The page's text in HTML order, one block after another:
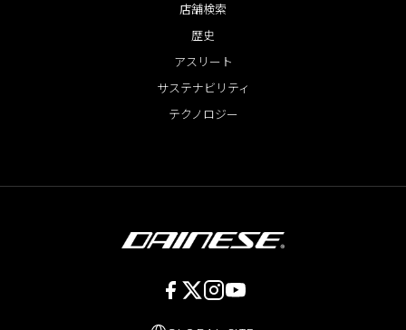
店舗検索
歴史
アスリート
サステナビリティ
テクノロジー